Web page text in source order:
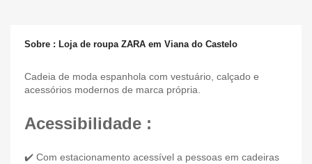
Sobre : Loja de roupa ZARA em Viana do Castelo
Cadeia de moda espanhola com vestuário, calçado e
acessórios modernos de marca própria.
Acessibilidade :
✔️ Com estacionamento acessível a pessoas em cadeiras